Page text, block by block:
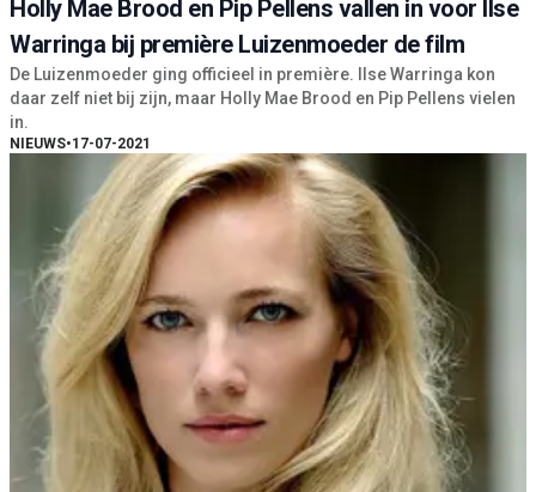
Holly Mae Brood en Pip Pellens vallen in voor Ilse
Warringa bij première Luizenmoeder de film
De Luizenmoeder ging officieel in première. Ilse Warringa kon
daar zelf niet bij zijn, maar Holly Mae Brood en Pip Pellens vielen
in.
NIEUWS•17-07-2021